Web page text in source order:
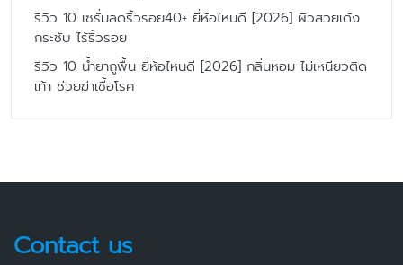
รีวิว 10 เซรั่มลดริ้วรอย40+ ยี่ห้อไหนดี [2026] ผิวสวยเด้ง
กระชับ ไร้ริ้วรอย
รีวิว 10 น้ำยาถูพื้น ยี่ห้อไหนดี [2026] กลิ่นหอม ไม่เหนียวติด
เท้า ช่วยฆ่าเชื้อโรค
Contact us